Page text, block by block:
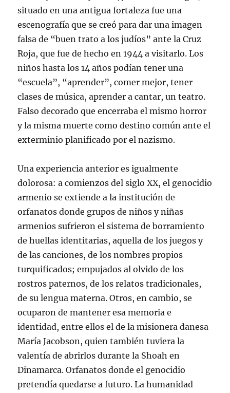
situado en una antigua fortaleza fue una
escenografía que se creó para dar una imagen
falsa de “buen trato a los judíos” ante la Cruz
Roja, que fue de hecho en 1944 a visitarlo. Los
niños hasta los 14 años podían tener una
“escuela”, “aprender”, comer mejor, tener
clases de música, aprender a cantar, un teatro.
Falso decorado que encerraba el mismo horror
y la misma muerte como destino común ante el
exterminio planificado por el nazismo.
Una experiencia anterior es igualmente
dolorosa: a comienzos del siglo XX, el genocidio
armenio se extiende a la institución de
orfanatos donde grupos de niños y niñas
armenios sufrieron el sistema de borramiento
de huellas identitarias, aquella de los juegos y
de las canciones, de los nombres propios
turquificados; empujados al olvido de los
rostros paternos, de los relatos tradicionales,
de su lengua materna. Otros, en cambio, se
ocuparon de mantener esa memoria e
identidad, entre ellos el de la misionera danesa
María Jacobson, quien también tuviera la
valentía de abrirlos durante la Shoah en
Dinamarca. Orfanatos donde el genocidio
pretendía quedarse a futuro. La humanidad